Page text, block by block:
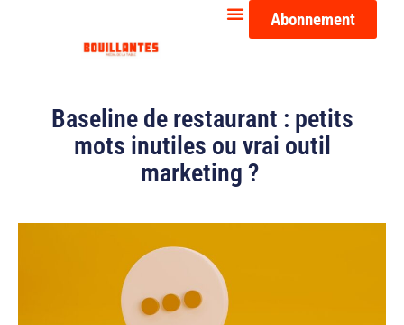
Abonnement
Baseline de restaurant : petits
mots inutiles ou vrai outil
marketing ?